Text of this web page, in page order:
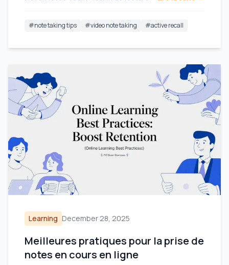
#note taking tips #video note taking #active recall
Learning December 28, 2025
Meilleures pratiques pour la prise de
notes en cours en ligne